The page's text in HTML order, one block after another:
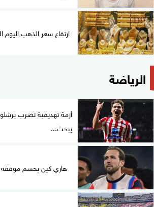
ارتفاع سعر الذهب اليوم الأحد 9
الرياضة
أزمة تهديفية تضرب
يبحث...
هاري كين يحسم موقفه